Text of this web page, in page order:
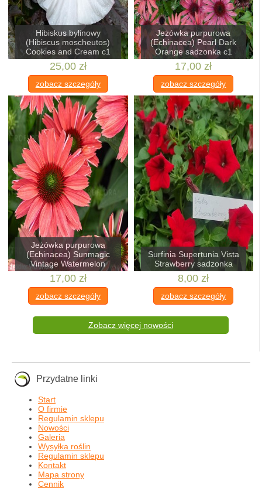
Hibiskus bylinowy
(Hibiscus moscheutos)
Cookies and Cream c1
25,00 zł
zobacz szczegóły
Jeżówka purpurowa
(Echinacea) Pearl Dark
Orange sadzonka c1
17,00 zł
zobacz szczegóły
Jeżówka purpurowa
(Echinacea) Sunmagic
Vintage Watermelon
17,00 zł
zobacz szczegóły
Surfinia Supertunia Vista
Strawberry sadzonka
8,00 zł
zobacz szczegóły
Zobacz więcej nowości
Przydatne linki
Start
O firmie
Regulamin sklepu
Nowości
Galeria
Wysyłka roślin
Regulamin sklepu
Kontakt
Mapa strony
Cennik